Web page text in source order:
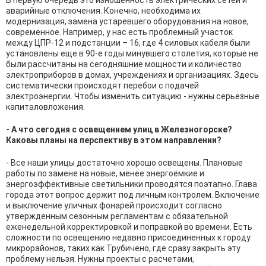
аварийные отключения. Конечно, необходима их
модернизация, замена устаревшего оборудования на новое,
современное. Например, у нас есть проблемный участок
между ЦПР-12 и подстанции – 16, где 4 силовых кабеля были
установлены еще в 90-е годы минувшего столетия, которые не
были рассчитаны на сегодняшние мощности и количество
электроприборов в домах, учреждениях и организациях. Здесь
систематически происходят перебои с подачей
электроэнергии. Чтобы изменить ситуацию - нужны серьезные
капиталовложения.
- А что сегодня с освещением улиц в Железногорске?
Каковы планы на перспективу в этом направлении?
- Все наши улицы достаточно хорошо освещены. Плановые
работы по замене на новые, менее энергоёмкие и
энергоэффективные светильники проводятся поэтапно. Глава
города этот вопрос держит под личным контролем. Включение
и выключение уличных фонарей происходит согласно
утвержденным сезонным регламентам с обязательной
еженедельной корректировкой и поправкой во времени. Есть
сложности по освещению недавно присоединенных к городу
микрорайонов, таких как Трубичено, где сразу закрыть эту
проблему нельзя. Нужны проекты с расчетами,